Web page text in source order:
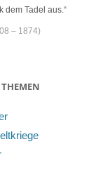
dem Tadel aus.“
– 1874)
THEMEN